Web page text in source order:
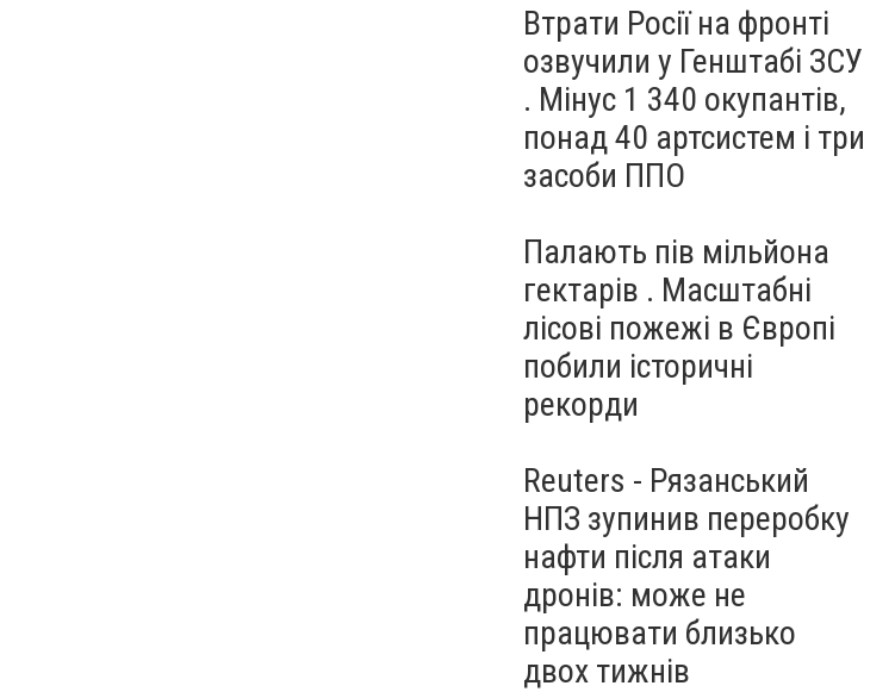
Втрати Росії на фронті
озвучили у Генштабі ЗСУ
. Мінус 1 340 окупантів,
понад 40 артсистем і три
засоби ППО
Палають пів мільйона
гектарів . Масштабні
лісові пожежі в Європі
побили історичні
рекорди
Reuters - Рязанський
НПЗ зупинив переробку
нафти після атаки
дронів: може не
працювати близько
двох тижнів